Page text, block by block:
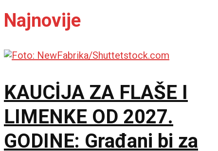
Najnovije
KAUCİJA ZA FLAŠE I
LIMENKE OD 2027.
GODINE: Građani bi za